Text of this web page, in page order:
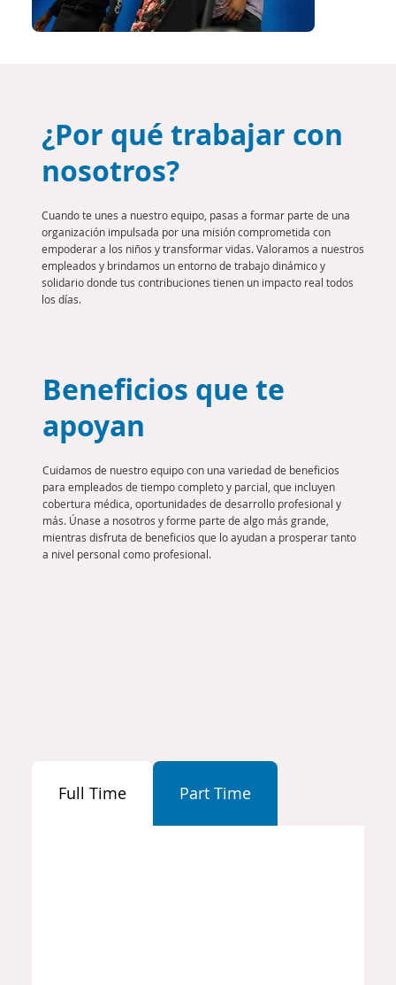
¿Por qué trabajar con
nosotros?
Cuando te unes a nuestro equipo, pasas a formar parte de una
organización impulsada por una misión comprometida con
empoderar a los niños y transformar vidas. Valoramos a nuestros
empleados y brindamos un entorno de trabajo dinámico y
solidario donde tus contribuciones tienen un impacto real todos
los días.
Beneficios que te
apoyan
Cuidamos de nuestro equipo con una variedad de beneficios
para empleados de tiempo completo y parcial, que incluyen
cobertura médica, oportunidades de desarrollo profesional y
más. Únase a nosotros y forme parte de algo más grande,
mientras disfruta de beneficios que lo ayudan a prosperar tanto
a nivel personal como profesional.
Full Time Part Time